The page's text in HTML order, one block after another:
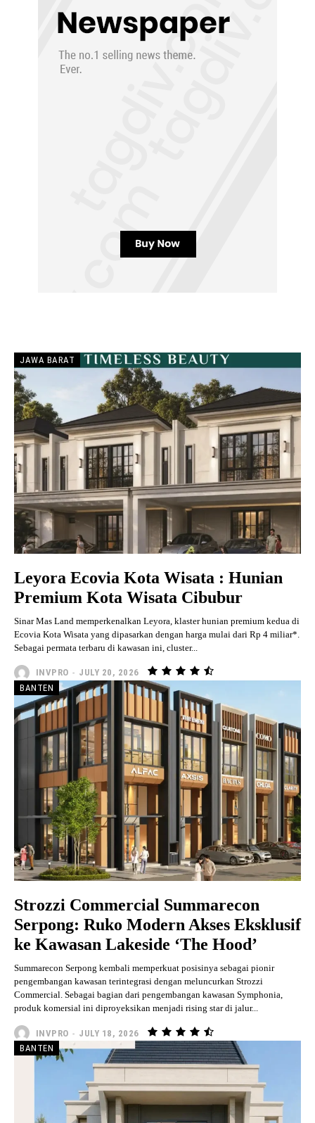
JAWA BARAT
Leyora Ecovia Kota Wisata : Hunian
Premium Kota Wisata Cibubur
Sinar Mas Land memperkenalkan Leyora, klaster hunian premium kedua di
Ecovia Kota Wisata yang dipasarkan dengan harga mulai dari Rp 4 miliar*.
Sebagai permata terbaru di kawasan ini, cluster...
INVPRO - JULY 20, 2026
BANTEN
Strozzi Commercial Summarecon
Serpong: Ruko Modern Akses Eksklusif
ke Kawasan Lakeside ‘The Hood’
Summarecon Serpong kembali memperkuat posisinya sebagai pionir
pengembangan kawasan terintegrasi dengan meluncurkan Strozzi
Commercial. Sebagai bagian dari pengembangan kawasan Symphonia,
produk komersial ini diproyeksikan menjadi rising star di jalur...
INVPRO - JULY 18, 2026
BANTEN